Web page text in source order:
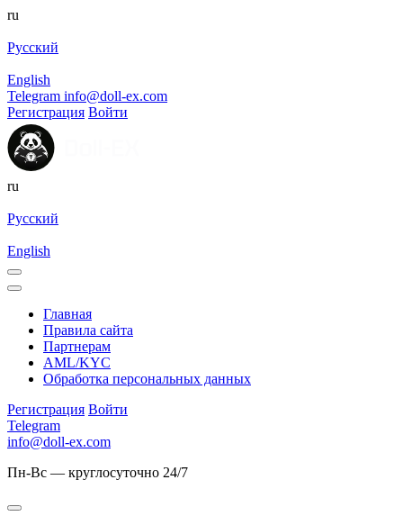
ru
Русский
English
Telegram info@doll-ex.com
Регистрация Войти
ru
Русский
English
Главная
Правила сайта
Партнерам
AML/KYC
Обработка персональных данных
Регистрация Войти
Telegram
info@doll-ex.com
Пн-Вс — круглосуточно 24/7